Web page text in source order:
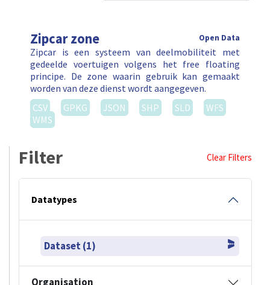
Zipcar zone Open Data
Zipcar is een systeem van deelmobiliteit met
gedeelde voertuigen volgens het free floating
principe. De zone waarin gebruik kan gemaakt
worden van deze dienst wordt aangegeven.
CSV
GPKG JSON SHP SLD
WFS
WMS
Filter Clear Filters
Datatypes
Dataset (1)
Organisation